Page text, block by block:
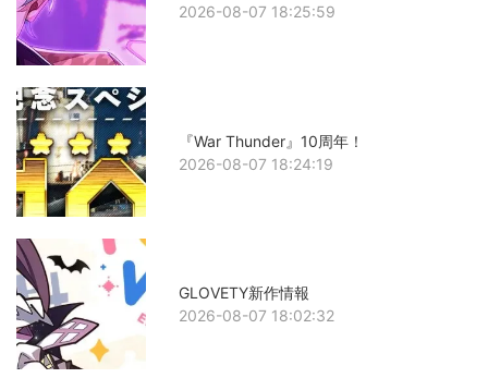
2026-08-07 18:25:59
『War Thunder』10周年！
2026-08-07 18:24:19
GLOVETY新作情報
2026-08-07 18:02:32